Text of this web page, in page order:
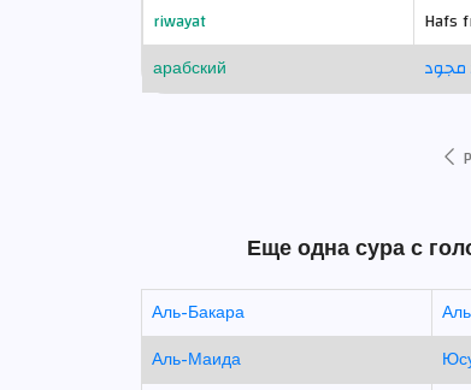
riwayat
Hafs
арабский
مجود
Еще одна сура с
Аль-Бакара
Аль-Маида